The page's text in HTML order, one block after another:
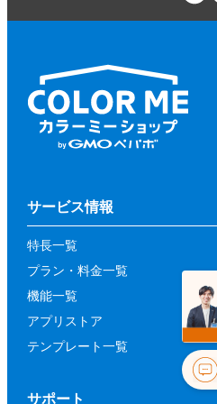
サービス情報
特長一覧
プラン・料金一覧
機能一覧
アプリストア
テンプレート一覧
サポート